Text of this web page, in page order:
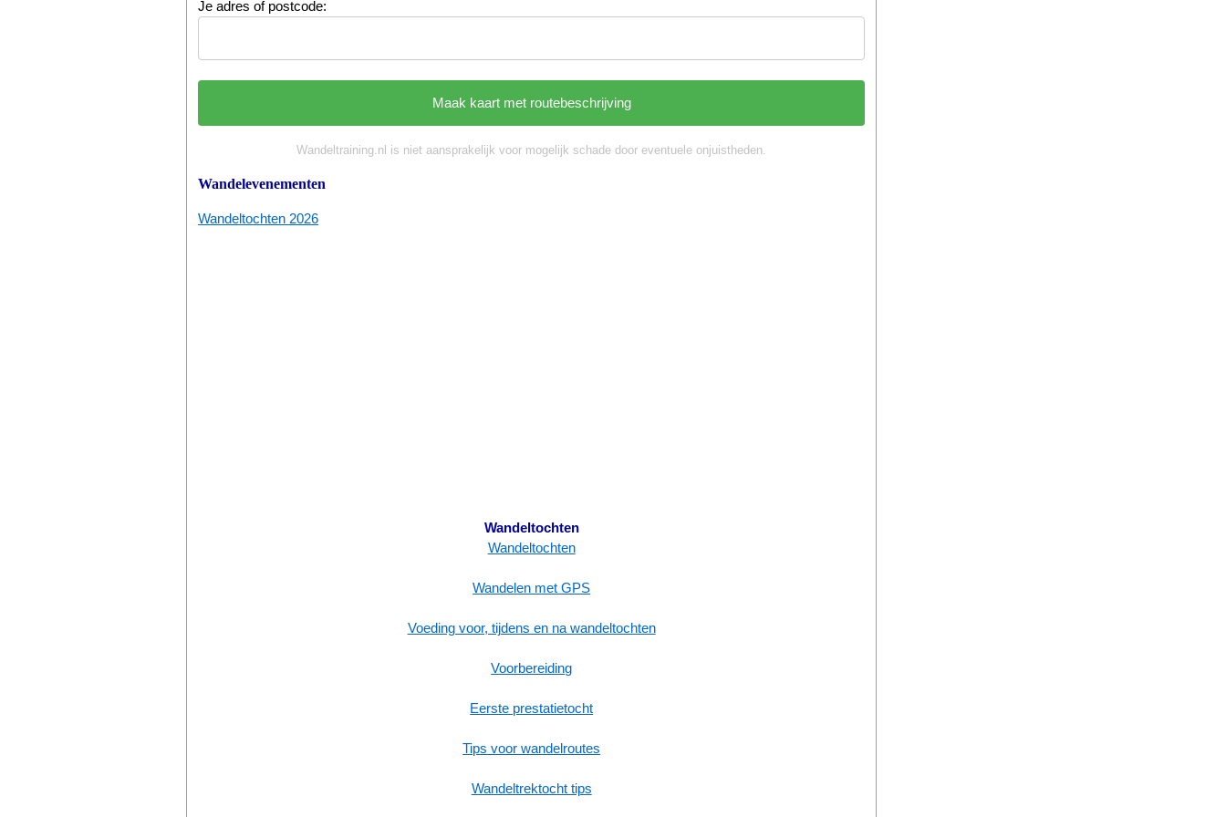
Je adres of postcode:
Wandeltraining.nl is niet aansprakelijk voor mogelijk schade door eventuele onjuistheden.
Wandelevenementen
Wandeltochten 2026
Wandeltochten
Wandeltochten
Wandelen met GPS
Voeding voor, tijdens en na wandeltochten
Voorbereiding
Eerste prestatietocht
Tips voor wandelroutes
Wandeltrektocht tips